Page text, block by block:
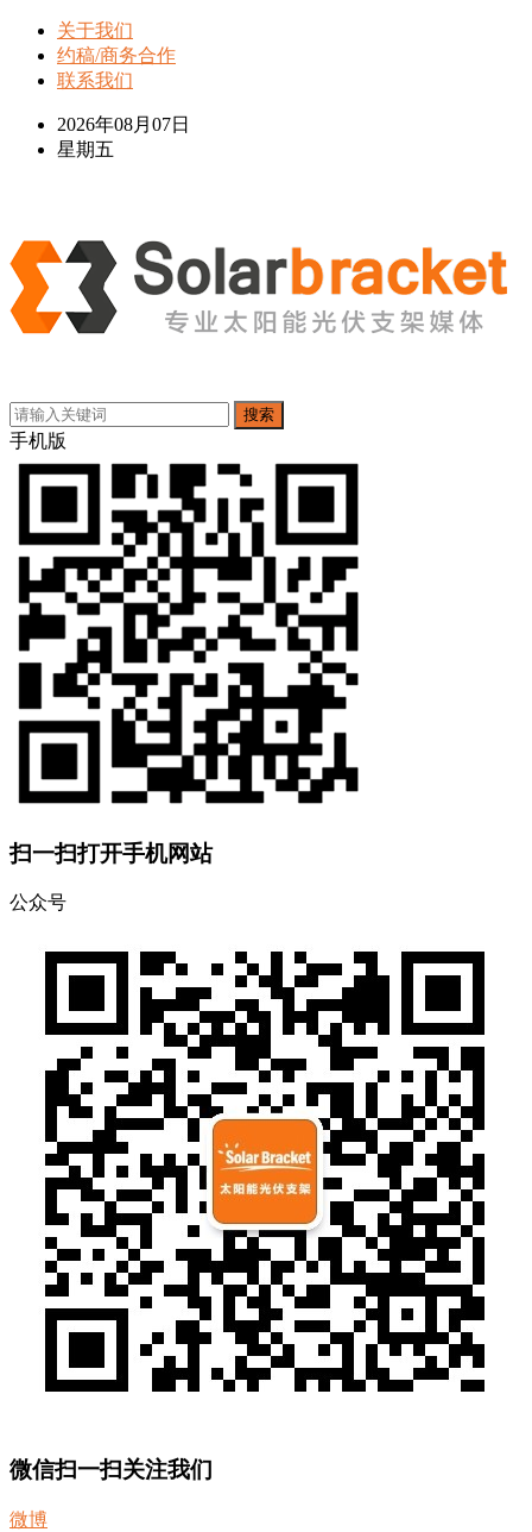
关于我们
约稿/商务合作
联系我们
2026年08月07日
星期五
搜索
手机版
扫一扫打开手机网站
公众号
微信扫一扫关注我们
微博